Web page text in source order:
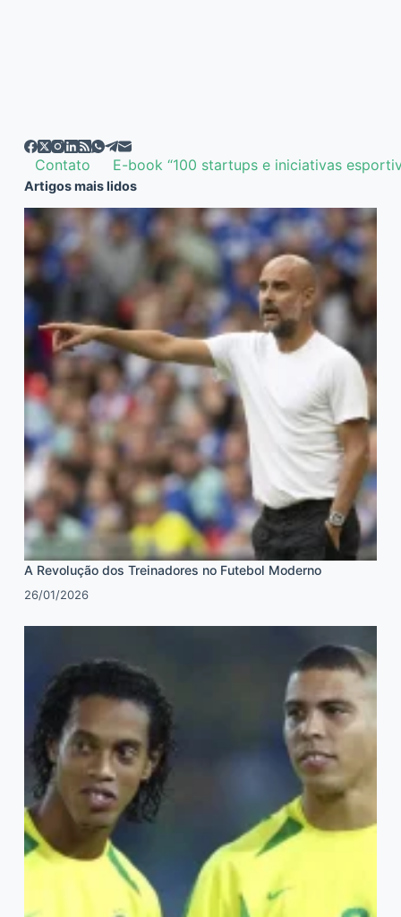
Contato E-book “100 startups e iniciativas
Artigos mais lidos
A Revolução dos Treinadores no Futebol Moderno
26/01/2026